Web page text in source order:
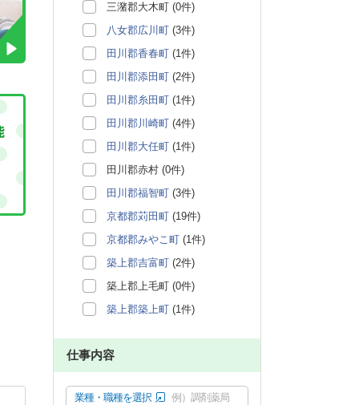
三潴郡大木町 (0件)
八女郡広川町 (3件)
田川郡香春町 (1件)
田川郡添田町 (2件)
田川郡糸田町 (1件)
田川郡川崎町 (4件)
田川郡大任町 (1件)
田川郡赤村 (0件)
田川郡福智町 (3件)
京都郡苅田町 (19件)
京都郡みやこ町 (1件)
築上郡吉富町 (2件)
築上郡上毛町 (0件)
築上郡築上町 (1件)
仕事内容
業種・職種を選択 例）調剤薬局